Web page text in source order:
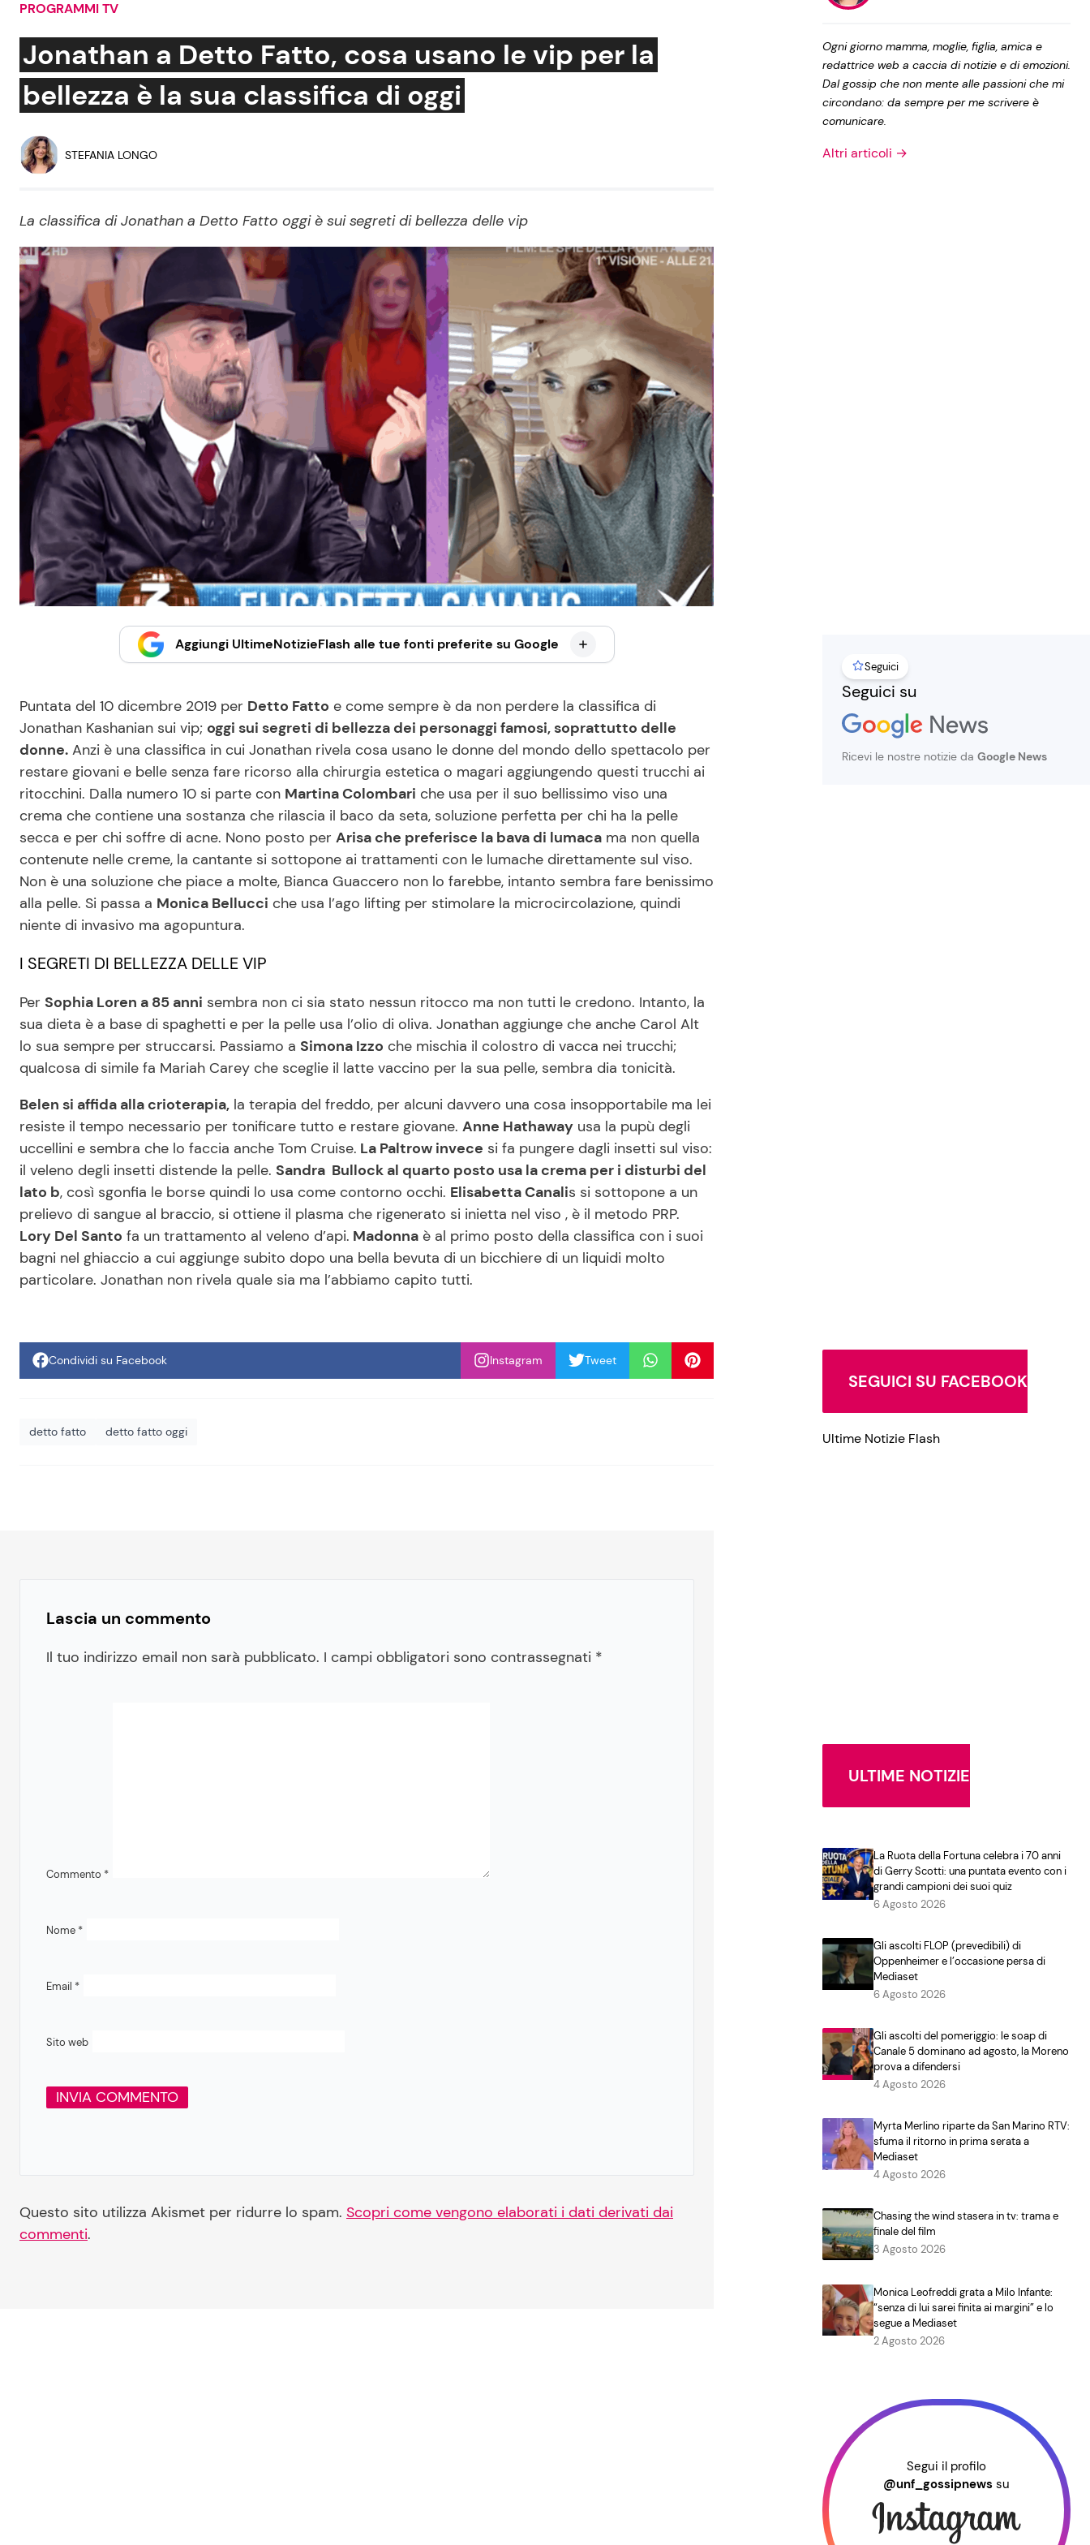
Social News
News dal mondo
Benessere
Mondo Mamma
Salute
Viaggi e Turismo
Festività
Le Ricette in TV
Ricette Facili e Veloci
Ricette Feste
Ricette per Bambini
Privacy Policy
PROGRAMMI TV
Jonathan a Detto Fatto, cosa usano le vip per la
bellezza è la sua classifica di oggi
STEFANIA LONGO
La classifica di Jonathan a Detto Fatto oggi è sui segreti di bellezza delle vip
Aggiungi UltimeNotizieFlash alle tue fonti preferite su Google
Puntata del 10 dicembre 2019 per Detto Fatto e come sempre è da non perdere la classifica di
Jonathan Kashanian sui vip; oggi sui segreti di bellezza dei personaggi famosi, soprattutto delle
donne. Anzi è una classifica in cui Jonathan rivela cosa usano le donne del mondo dello spettacolo per
restare giovani e belle senza fare ricorso alla chirurgia estetica o magari aggiungendo questi trucchi ai
ritocchini. Dalla numero 10 si parte con Martina Colombari che usa per il suo bellissimo viso una
crema che contiene una sostanza che rilascia il baco da seta, soluzione perfetta per chi ha la pelle
secca e per chi soffre di acne. Nono posto per Arisa che preferisce la bava di lumaca ma non quella
contenute nelle creme, la cantante si sottopone ai trattamenti con le lumache direttamente sul viso.
Non è una soluzione che piace a molte, Bianca Guaccero non lo farebbe, intanto sembra fare benissimo
alla pelle. Si passa a Monica Bellucci che usa l’ago lifting per stimolare la microcircolazione, quindi
niente di invasivo ma agopuntura.
I SEGRETI DI BELLEZZA DELLE VIP
Per Sophia Loren a 85 anni sembra non ci sia stato nessun ritocco ma non tutti le credono. Intanto, la
sua dieta è a base di spaghetti e per la pelle usa l’olio di oliva. Jonathan aggiunge che anche Carol Alt
lo sua sempre per struccarsi. Passiamo a Simona Izzo che mischia il colostro di vacca nei trucchi;
qualcosa di simile fa Mariah Carey che sceglie il latte vaccino per la sua pelle, sembra dia tonicità.
Belen si affida alla crioterapia, la terapia del freddo, per alcuni davvero una cosa insopportabile ma lei
resiste il tempo necessario per tonificare tutto e restare giovane. Anne Hathaway usa la pupù degli
uccellini e sembra che lo faccia anche Tom Cruise. La Paltrow invece si fa pungere dagli insetti sul viso:
il veleno degli insetti distende la pelle. Sandra Bullock al quarto posto usa la crema per i disturbi del
lato b, così sgonfia le borse quindi lo usa come contorno occhi. Elisabetta Canalis si sottopone a un
prelievo di sangue al braccio, si ottiene il plasma che rigenerato si inietta nel viso , è il metodo PRP.
Lory Del Santo fa un trattamento al veleno d’api. Madonna è al primo posto della classifica con i suoi
bagni nel ghiaccio a cui aggiunge subito dopo una bella bevuta di un bicchiere di un liquidi molto
particolare. Jonathan non rivela quale sia ma l’abbiamo capito tutti.
Condividi su Facebook Instagram Tweet
detto fatto detto fatto oggi
Lascia un commento
Il tuo indirizzo email non sarà pubblicato. I campi obbligatori sono contrassegnati *
Commento *
Nome *
Email *
Sito web
Questo sito utilizza Akismet per ridurre lo spam. Scopri come vengono elaborati i dati derivati dai
commenti.
Ogni giorno mamma, moglie, figlia, amica e
redattrice web a caccia di notizie e di emozioni.
Dal gossip che non mente alle passioni che mi
circondano: da sempre per me scrivere è
comunicare.
Altri articoli →
Seguici
Seguici su
Ricevi le nostre notizie da Google News
SEGUICI SU FACEBOOK
Ultime Notizie Flash
ULTIME NOTIZIE
La Ruota della Fortuna celebra i 70 anni
di Gerry Scotti: una puntata evento con i
grandi campioni dei suoi quiz
6 Agosto 2026
Gli ascolti FLOP (prevedibili) di
Oppenheimer e l’occasione persa di
Mediaset
6 Agosto 2026
Gli ascolti del pomeriggio: le soap di
Canale 5 dominano ad agosto, la Moreno
prova a difendersi
4 Agosto 2026
Myrta Merlino riparte da San Marino RTV:
sfuma il ritorno in prima serata a
Mediaset
4 Agosto 2026
Chasing the wind stasera in tv: trama e
finale del film
3 Agosto 2026
Monica Leofreddi grata a Milo Infante:
“senza di lui sarei finita ai margini” e lo
segue a Mediaset
2 Agosto 2026
Segui il profilo
@unf_gossipnews su